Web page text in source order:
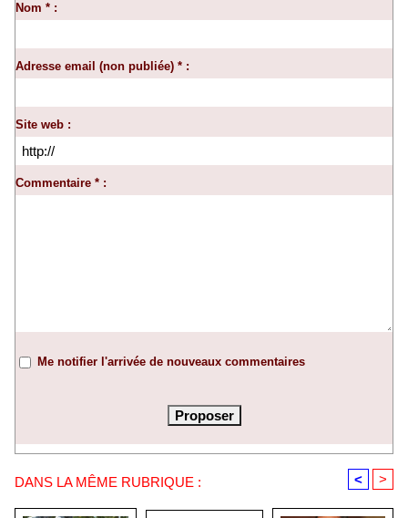
Nom * :
Adresse email (non publiée) * :
Site web :
Commentaire * :
Me notifier l'arrivée de nouveaux commentaires
DANS LA MÊME RUBRIQUE : < >